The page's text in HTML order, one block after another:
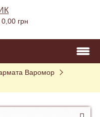
0,00 грн
Варомор